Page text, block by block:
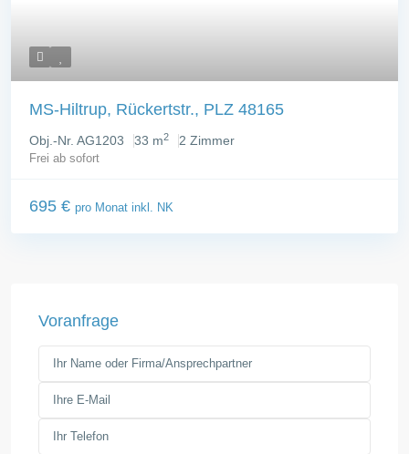
MS-Hiltrup, Rückertstr., PLZ 48165
Obj.-Nr. AG1203 33 m2 2 Zimmer
Frei ab sofort
695 € pro Monat inkl. NK
Voranfrage